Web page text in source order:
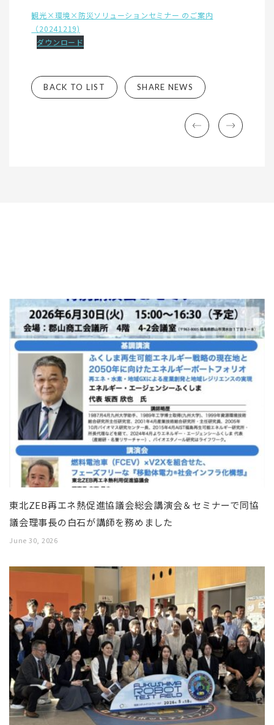
観光×環境×防災ソリューションセミナー のご案内
（20241219)
ダウンロード
BACK TO LIST SHARE NEWS
東北ZEB再エネ熱促進協議会総会講演会＆セミナーで同協
議会理事長の白石が講師を務めました
June 30, 2026